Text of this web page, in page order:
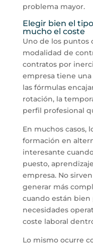
problema mayor.
Elegir bien el
mucho el coste
Uno de los puntos
modalidad de
contratos por
empresa tiene
las fórmulas
rotación, la
perfil profesional
En muchos casos,
formación en
interesante
puesto,
empresa. No
generar más
cuando están
necesidades
coste laboral
Lo mismo ocurre